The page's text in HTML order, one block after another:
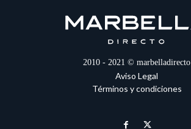
2010 - 2021 © marbelladirecto
Aviso Legal
Términos y condiciones